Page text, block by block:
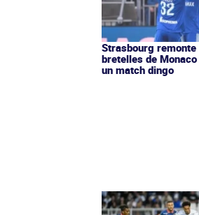
Strasbourg remonte
bretelles de
un match dingo